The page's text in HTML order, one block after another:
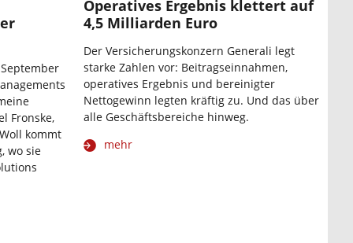
Fronske,
kommt
wo sie
Operatives Ergebnis klettert auf
4,5 Milliarden Euro
Der Versicherungskonzern Generali legt
starke Zahlen vor: Beitragseinnahmen,
operatives Ergebnis und bereinigter
Nettogewinn legten kräftig zu. Und das über
alle Geschäftsbereiche hinweg.
mehr